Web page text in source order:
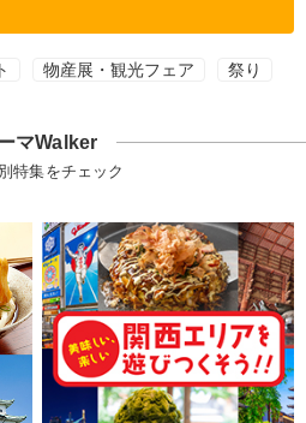
物産展・観光フェア 祭り
マWalker
特集をチェック